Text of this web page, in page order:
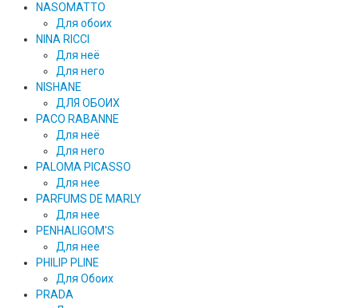
NASOMATTO
Для обоих
NINA RICCI
Для неё
Для него
NISHANE
ДЛЯ ОБОИХ
PACO RABANNE
Для неё
Для него
PALOMA PICASSO
Для нее
PARFUMS DE MARLY
Для нее
PENHALIGOM'S
Для нее
PHILIP PLINE
Для Обоих
PRADA